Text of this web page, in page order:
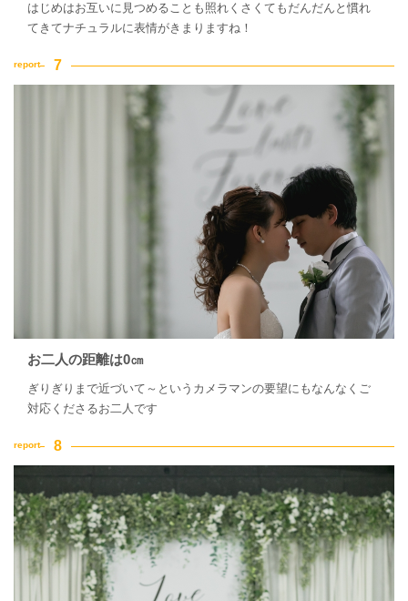
はじめはお互いに見つめることも照れくさくてもだんだんと慣れ
てきてナチュラルに表情がきまりますね！
お二人の距離は0㎝
ぎりぎりまで近づいて～というカメラマンの要望にもなんなくご
対応くださるお二人です